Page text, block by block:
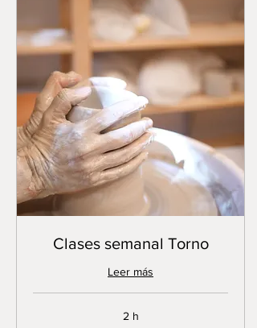
Clases semanal Torno
Leer más
2 h